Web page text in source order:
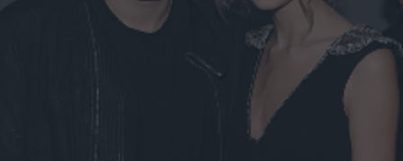
"Welcome to the Rileys", a raccontare le abitudini non
proprio sane che Kristen ha mantenuto durante le riprese
del film. Ha mangiato male, fumato tonnellate di sigarette,
è rimasta sveglia fino a tardi. Ha abbracciato la natura del
personaggio. Una dieta per esigenze di copione, quindi. E
le numerose cenette in compagnia di Robert Pattinson
dell'ultimo mese non hanno certo aiutato l'attrice